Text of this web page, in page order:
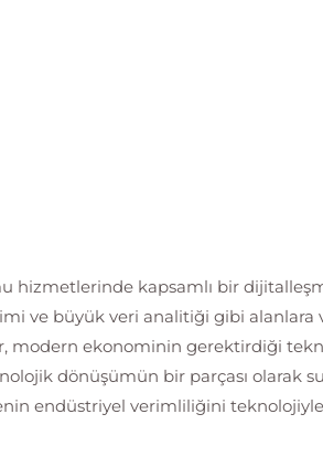
hizmetlerinde kapsamlı bir
ve büyük veri analitiği gibi alanlara
modern ekonominin gerektirdiği
dönüşümün bir parçası olarak
endüstriyel verimliliğini